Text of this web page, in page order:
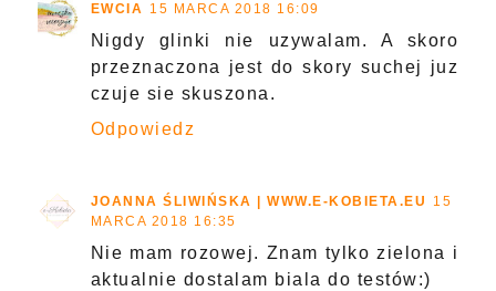
EWCIA 15 MARCA 2018 16:09
Nigdy glinki nie uzywalam. A skoro
przeznaczona jest do skory suchej juz
czuje sie skuszona.
Odpowiedz
JOANNA ŚLIWIŃSKA | WWW.E-KOBIETA.EU
15
MARCA 2018 16:35
Nie mam rozowej. Znam tylko zielona i
aktualnie dostalam biala do testów:)